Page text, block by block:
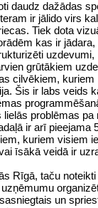
daudz dažādas
ir jālido virs
Tiek dota
kas ir jādara,
uzdevumi,
grūtākiem
cilvēkiem, kuriem
Šis ir labs veids
problēmas pa
ir arī pieejama
kuriem visiem
īsākā veidā ir
Rīgā, taču
un